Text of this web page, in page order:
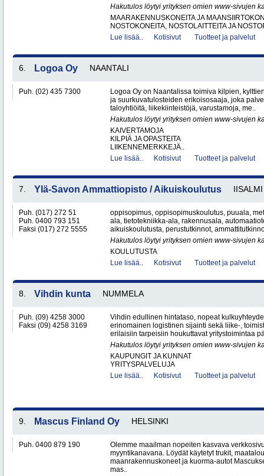
Hakutulos löytyi yrityksen omien www-sivujen
MAARAKENNUSKONEITA JA
NOSTOKONEITA, NOSTOLAITTEITA JA
Lue lisää..
Kotisivut Tuotteet ja palvelut
6. Logoa Oy NAANTALI
Puh. (02) 435 7300
Logoa Oy on Naantalissa toimiva kilpien,
ja suurkuvatulosteiden erikoisosaaja, joka
taloyhtiöitä, liikekiinteistöjä, varustamoja, me..
Hakutulos löytyi yrityksen omien www-sivujen
KAIVERTAMOJA
KILPIÄ JA OPASTEITA
LIIKENNEMERKKEJÄ..
Lue lisää..
Kotisivut Tuotteet ja palvelut
7. Ylä-Savon Ammattiopisto / Aikuiskoulutus IISALMI
Puh. (017) 272 51
Puh. 0400 793 151
Faksi (017) 272 5555
oppisopimus, oppisopimuskoulutus, puuala,
ala, tietotekniikka-ala, rakennusala,
aikuiskoulutusta, perustutkinnot,
Hakutulos löytyi yrityksen omien www-sivujen
KOULUTUSTA
Lue lisää..
Kotisivut Tuotteet ja palvelut
8. Vihdin kunta NUMMELA
Puh. (09) 4258 3000
Faksi (09) 4258 3169
Vihdin edullinen hintataso, nopeat
erinomainen logistinen sijainti sekä liike-,
erilaisiin tarpeisiin houkuttavat yritystoimintaa
Hakutulos löytyi yrityksen omien www-sivujen
KAUPUNGIT JA KUNNAT
YRITYSPALVELUJA
Lue lisää..
Kotisivut Tuotteet ja palvelut
9. Mascus Finland Oy HELSINKI
Puh. 0400 879 190
Olemme maailman nopeiten kasvava
myyntikanavana. Löydät käytetyt trukit,
maanrakennuskoneet ja kuorma-autot
mas..